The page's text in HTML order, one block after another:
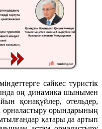
сәйкес туристік
оң динамика шынымен
қонақүйлер, отельдер,
орналастыру орындарының
қатары да артып